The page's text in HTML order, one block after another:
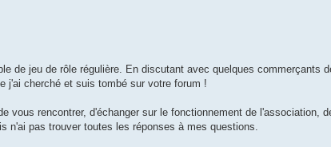
de jeu de rôle régulière. En discutant avec quelques commerçants
j'ai cherché et suis tombé sur votre forum !
vous rencontrer, d'échanger sur le fonctionnement de l'association,
n'ai pas trouver toutes les réponses à mes questions.